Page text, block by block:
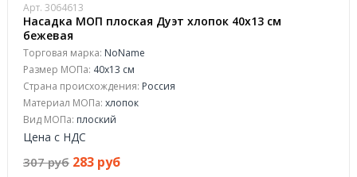
Арт. 3064613
Насадка МОП плоская Дуэт хлопок 40x13 см
бежевая
Торговая марка: NoName
Размер МОПа: 40x13 см
Страна происхождения: Россия
Материал МОПа: хлопок
Вид МОПа: плоский
Цена с НДС
307 руб 283 руб